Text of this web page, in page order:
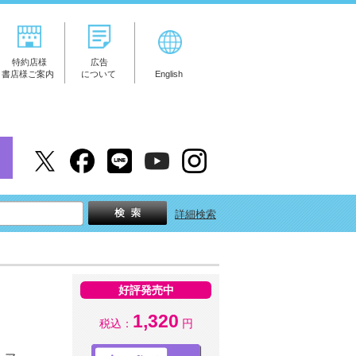
特約店様
書店様ご案内
広告
について
English
詳細検索
好評発売中
税込： 1,320 円